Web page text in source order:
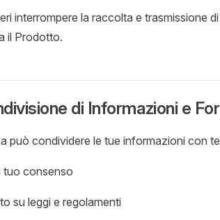
interrompere la raccolta e trasmissione
il Prodotto.
di Informazioni e
può condividere le tue informazioni con
tuo consenso
su leggi e regolamenti